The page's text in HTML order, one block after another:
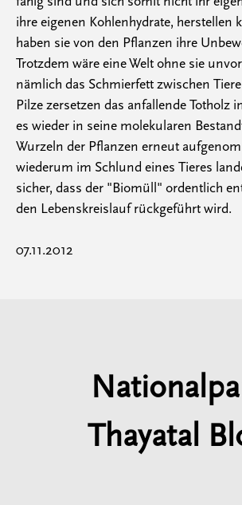
ihre eigenen Kohlenhydrate, herstellen
haben sie von den Pflanzen ihre
Trotzdem wäre eine Welt ohne sie
nämlich das Schmierfett zwischen
Pilze zersetzen das anfallende Totholz
es wieder in seine molekularen
Wurzeln der Pflanzen erneut
wiederum im Schlund eines Tieres
sicher, dass der "Biomüll" ordentlich
den Lebenskreislauf rückgeführt wird.
07.11.2012
Thayatal